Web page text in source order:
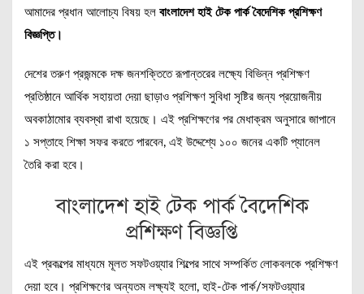
আমাদের প্রধান আলোচ্য বিষয় হল বাংলাদেশ হাই টেক পার্ক বৈদেশিক প্রশিক্ষণ
বিজ্ঞপ্তি।
দেশের তরুণ প্রজন্মকে দক্ষ জনশক্তিতে রূপান্তরের লক্ষ্যে বিভিন্ন প্রশিক্ষণ
প্রতিষ্ঠানে আর্থিক সহায়তা দেয়া ছাড়াও প্রশিক্ষণ সুবিধা সৃষ্টির জন্য প্রয়োজনীয়
অবকাঠামোর ব্যবস্থা রাখা হয়েছে। এই প্রশিক্ষণের পর মেধাক্রম অনুসারে জাপানে
১ সপ্তাহে শিক্ষা সফর করতে পারবেন, এই উদ্দেশ্যে ১০০ জনের একটি প্যানেল
তৈরি করা হবে।
বাংলাদেশ হাই টেক পার্ক বৈদেশিক
প্রশিক্ষণ বিজ্ঞপ্তি
এই প্রকল্পের মাধ্যমে মূলত সফটওয়্যার শিল্পের সাথে সম্পর্কিত লোকবলকে প্রশিক্ষণ
দেয়া হবে। প্রশিক্ষণের অন্যতম লক্ষ্যই হলো, হাই-টেক পার্ক/সফটওয়্যার